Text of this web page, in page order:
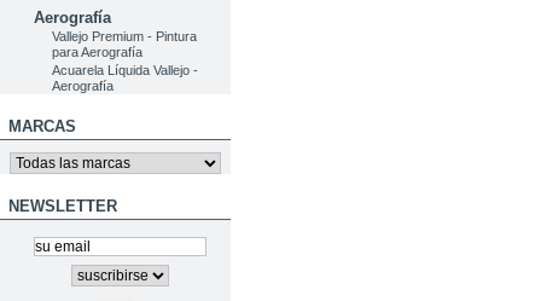
Aerografía
Vallejo Premium - Pintura
para Aerografía
Acuarela Líquida Vallejo -
Aerografía
MARCAS
NEWSLETTER